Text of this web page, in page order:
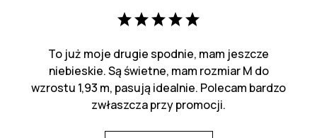
To już moje drugie spodnie, mam jeszcze
niebieskie. Są świetne, mam rozmiar M do
wzrostu 1,93 m, pasują idealnie. Polecam bardzo
zwłaszcza przy promocji.